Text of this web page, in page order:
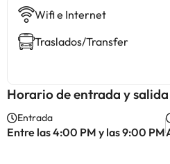
Wifi e Internet
Traslados/Transfer
Horario de entrada y salida
Entrada
Entre las 4:00 PM y las 9:00 PM